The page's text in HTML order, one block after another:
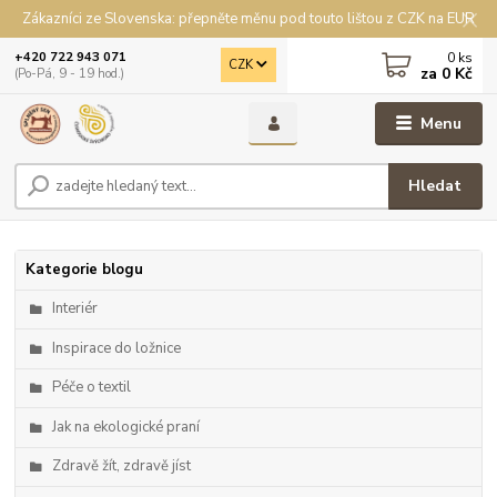
Zákazníci ze Slovenska: přepněte měnu pod touto lištou z CZK na EUR
Menu
CZK
Hledat
+420 722 943 071
(Po-Pá, 9 - 19 hod.)
0 ks
za 0 Kč
Kategorie blogu
Interiér
Inspirace do ložnice
Péče o textil
Jak na ekologické praní
Zdravě žít, zdravě jíst